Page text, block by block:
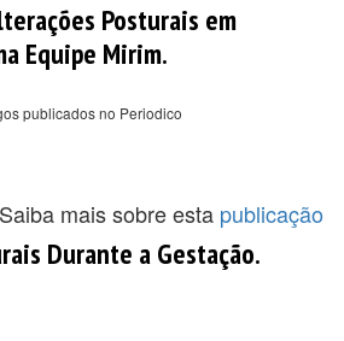
Posturais em
Equipe Mirim.
publicados no Periodico
Saiba mais sobre esta publicação
Durante a Gestação.